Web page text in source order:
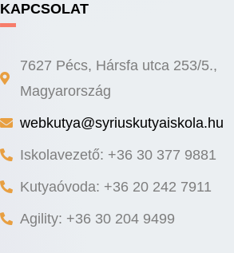
KAPCSOLAT
7627 Pécs, Hársfa utca 253/5.,
Magyarország
webkutya@syriuskutyaiskola.hu
Iskolavezető: +36 30 377 9881
Kutyaóvoda: +36 20 242 7911
Agility: +36 30 204 9499